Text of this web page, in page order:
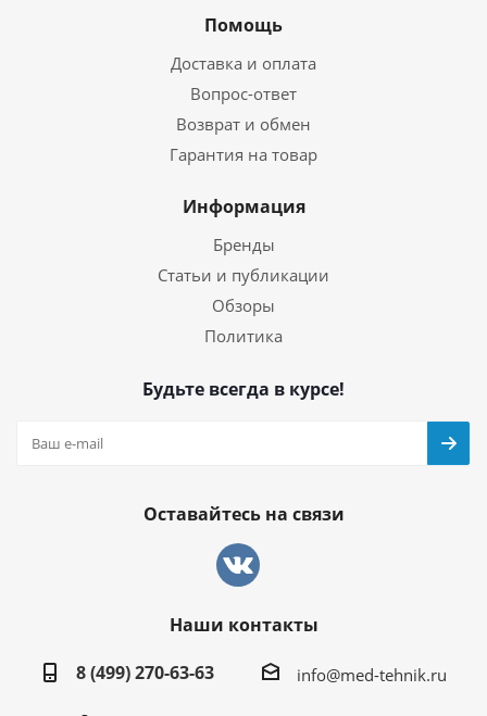
Помощь
Доставка и оплата
Вопрос-ответ
Возврат и обмен
Гарантия на товар
Информация
Бренды
Статьи и публикации
Обзоры
Политика
Будьте всегда в курсе!
Оставайтесь на связи
Наши контакты
8 (499) 270-63-63
info@med-tehnik.ru